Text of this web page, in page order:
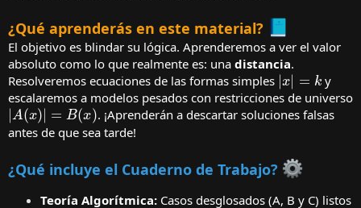
¿Qué aprenderás en este material?
El objetivo es blindar su lógica. Aprenderemos a ver el valor
absoluto como lo que realmente es: una distancia.
Resolveremos ecuaciones de las formas simples |x k y
escalaremos a modelos pesados con restricciones de universo
|A(x)|=B(x)
. ¡Aprenderán a descartar soluciones falsas
antes de que sea tarde!
¿Qué incluye el Cuaderno de Trabajo?
Teoría Algorítmica: Casos desglosados (A, B y C) listos